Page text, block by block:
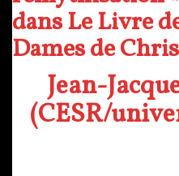
dans Le Livre
Dames de
Jean-
(CESR/